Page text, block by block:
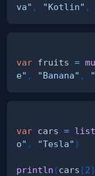
va" , "Kotlin" ,
var fruits =
e" , "Banana" ,
var cars =
o" , "Tesla" )
println (cars [2]